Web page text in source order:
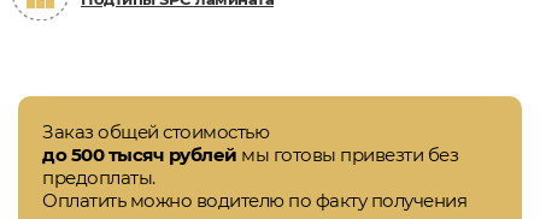
Заказ общей стоимостью
до 500 тысяч рублей мы готовы привезти без
предоплаты.
Оплатить можно водителю по факту получения